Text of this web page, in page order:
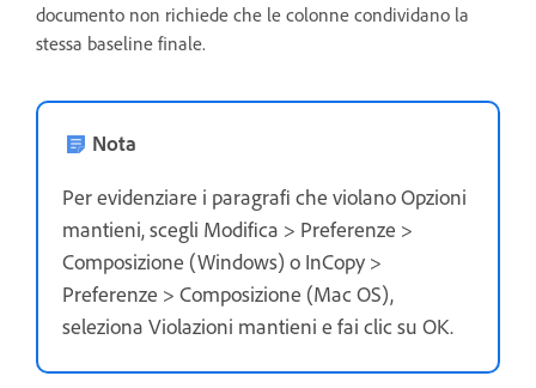
documento non richiede che le colonne condividano la
stessa baseline finale.
Nota
Per evidenziare i paragrafi che violano Opzioni
mantieni, scegli Modifica > Preferenze >
Composizione (Windows) o InCopy >
Preferenze > Composizione (Mac OS),
seleziona Violazioni mantieni e fai clic su OK.